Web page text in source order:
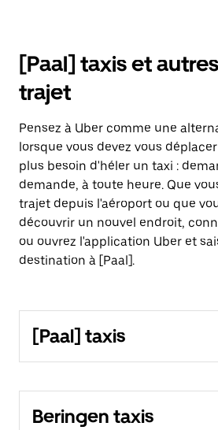
[Paal] taxis et
trajet
Pensez à Uber comme une
lorsque vous devez vous
plus besoin d'héler un taxi :
demande, à toute heure. Que
trajet depuis l'aéroport ou que
découvrir un nouvel endroit,
ou ouvrez l'application Uber et
destination à [Paal].
[Paal] taxis
Beringen taxis